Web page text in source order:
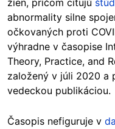
žien, pričom citujú
abnormality silne
očkovaných proti
výhradne v časopise
Theory, Practice, and
založený v júli 2020 a
vedeckou publikáciou.
Časopis nefiguruje v